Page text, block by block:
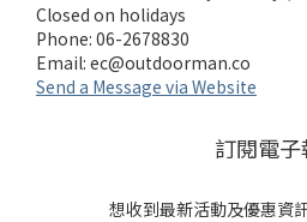
Closed on holidays
Phone: 06-2678830
Email: ec@outdoorman.co
Send a Message via Website
訂閱電子
想收到最新活動及優惠資